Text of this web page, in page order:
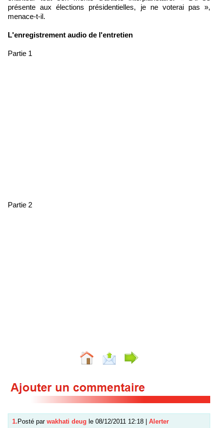
présente aux élections présidentielles, je ne voterai pas »,
menace-t-il.
L'enregistrement audio de l'entretien
Partie 1
Partie 2
1. Posté par wakhati deug le 08/12/2011 12:18 Alerter